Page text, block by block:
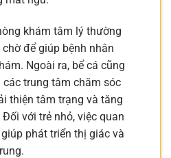
khám tâm lý thường
để giúp bệnh nhân
Ngoài ra, bể cá cũng
trung tâm chăm sóc
thiện tâm trạng và tăng
với trẻ nhỏ, việc quan
phát triển thị giác và